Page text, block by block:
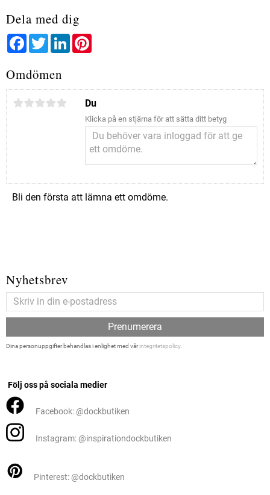
Dela med dig
FacebookTwitterLinkedIn
Omdömen
Du
Klicka på en stjärna för att sätta ditt betyg
Bli den första att lämna ett omdöme.
Nyhetsbrev
Prenumerera
Dina personuppgifter behandlas i enlighet med vårintegritetspolicy.
Följ oss på sociala medier
Facebook: @dockbutiken
Instagram: @inspirationdockbutiken
Pinterest: @dockbutiken